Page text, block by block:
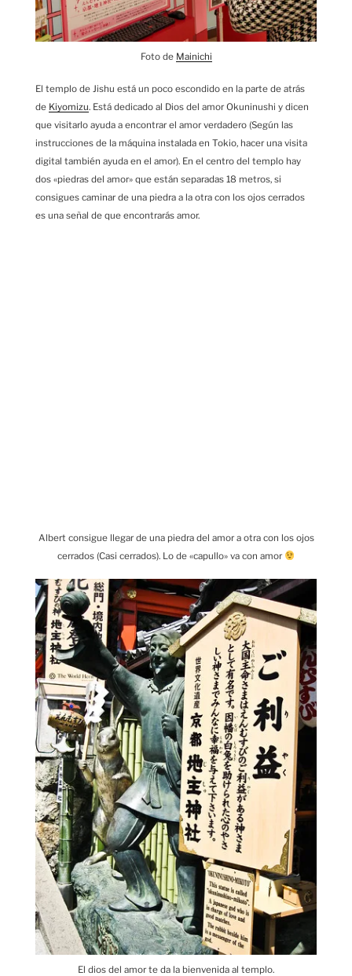
Foto de Mainichi
El templo de Jishu está un poco escondido en la parte de atrás
de Kiyomizu. Está dedicado al Dios del amor Okuninushi y dicen
que visitarlo ayuda a encontrar el amor verdadero (Según las
instrucciones de la máquina instalada en Tokio, hacer una visita
digital también ayuda en el amor). En el centro del templo hay
dos «piedras del amor» que están separadas 18 metros, si
consigues caminar de una piedra a la otra con los ojos cerrados
es una señal de que encontrarás amor.
Albert consigue llegar de una piedra del amor a otra con los ojos
cerrados (Casi cerrados). Lo de «capullo» va con amor
El dios del amor te da la bienvenida al templo.